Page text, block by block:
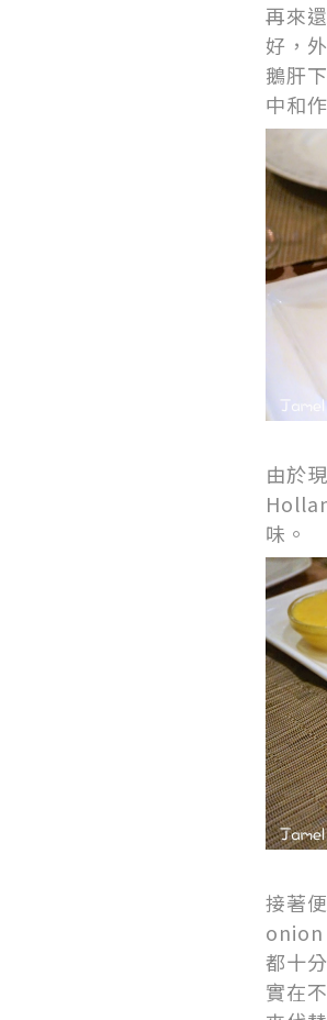
再來
好，
鵝肝
中和
由於
味。
接著
都十
實在